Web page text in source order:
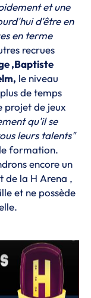
et une
d'être en
en terme
recrues
,Baptiste
le niveau
de temps
projet de jeux
qu'il se
leurs talents"
formation.
encore un
de la H Arena ,
et ne possède